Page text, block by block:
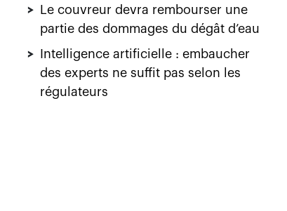
>
Le couvreur devra rembourser une
partie des dommages du dégât d’eau
>
Intelligence artificielle : embaucher
des experts ne suffit pas selon les
régulateurs